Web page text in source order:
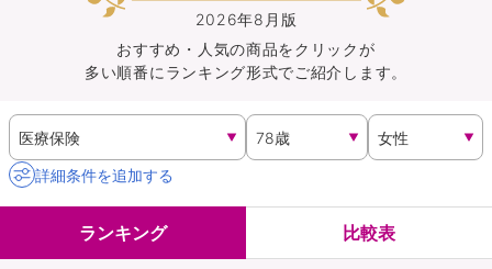
保険会社から探す
イオンカード会員さま専用保険
キャンペーン一覧
イオングループ従業員さま向け
2026年8月版
おすすめ・人気の商品をクリックが
多い順番にランキング形式でご紹介します。
詳細条件を追加する
ランキング 比較表